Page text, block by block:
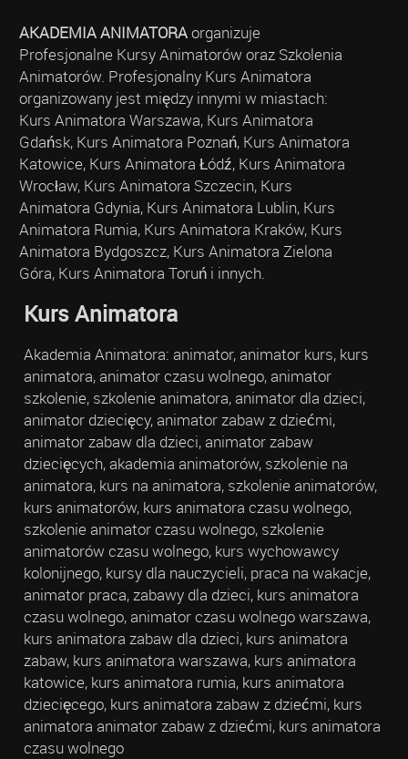
AKADEMIA ANIMATORAorganizuje
Profesjonalne Kursy Animatorów oraz Szkolenia
Animatorów. Profesjonalny Kurs Animatora
organizowany jest między innymi w miastach:
Kurs Animatora Warszawa, Kurs Animatora
Gdańsk, Kurs Animatora Poznań, Kurs Animatora
Katowice, Kurs Animatora Łódź, Kurs Animatora
Wrocław, Kurs Animatora Szczecin, Kurs
Animatora Gdynia, Kurs Animatora Lublin, Kurs
Animatora Rumia, Kurs Animatora Kraków, Kurs
Animatora Bydgoszcz, Kurs Animatora Zielona
Góra, Kurs Animatora Toruń i innych.
Kurs Animatora
Akademia Animatora: animator, animator kurs, kurs
animatora, animator czasu wolnego, animator
szkolenie, szkolenie animatora, animator dla dzieci,
animator dziecięcy, animator zabaw z dziećmi,
animator zabaw dla dzieci, animator zabaw
dziecięcych, akademia animatorów, szkolenie na
animatora, kurs na animatora, szkolenie animatorów,
kurs animatorów, kurs animatora czasu wolnego,
szkolenie animator czasu wolnego, szkolenie
animatorów czasu wolnego, kurs wychowawcy
kolonijnego, kursy dla nauczycieli, praca na wakacje,
animator praca, zabawy dla dzieci, kurs animatora
czasu wolnego, animator czasu wolnego warszawa,
kurs animatora zabaw dla dzieci, kurs animatora
zabaw, kurs animatora warszawa, kurs animatora
katowice, kurs animatora rumia, kurs animatora
dziecięcego, kurs animatora zabaw z dziećmi, kurs
animatora animator zabaw z dziećmi, kurs animatora
czasu wolnego